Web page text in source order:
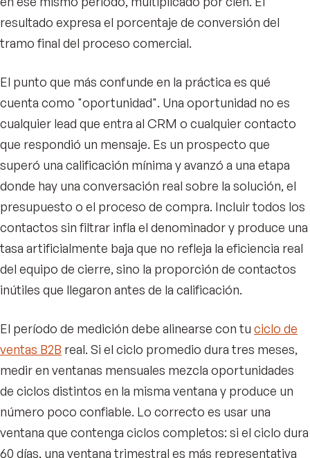
resultado expresa el porcentaje de conversión del
tramo final del proceso comercial.
El punto que más confunde en la práctica es qué
cuenta como "oportunidad". Una oportunidad no es
cualquier lead que entra al CRM o cualquier contacto
que respondió un mensaje. Es un prospecto que
superó una calificación mínima y avanzó a una etapa
donde hay una conversación real sobre la solución, el
presupuesto o el proceso de compra. Incluir todos los
contactos sin filtrar infla el denominador y produce una
tasa artificialmente baja que no refleja la eficiencia real
del equipo de cierre, sino la proporción de contactos
inútiles que llegaron antes de la calificación.
El período de medición debe alinearse con tu ciclo de
ventas B2B real. Si el ciclo promedio dura tres meses,
medir en ventanas mensuales mezcla oportunidades
de ciclos distintos en la misma ventana y produce un
número poco confiable. Lo correcto es usar una
ventana que contenga ciclos completos: si el ciclo dura
60 días, una ventana trimestral es más representativa